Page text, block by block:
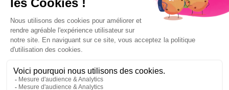
https://www.youtube.com/embed/Qm-prNOXepo